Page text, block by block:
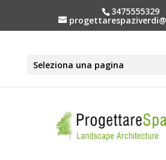
3475555329
Seleziona una pagina